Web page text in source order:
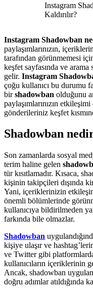
Instagram
Kaldırılır?
Instagram Shadowban
paylaşımlarınızın,
tarafından görünmemesi
keşfet sayfasında ve arama
gelir. Instagram
çoğu kullanıcı bu durumu
birshadowban olduğunu
paylaşımlarınızın
gönderileriniz keşfet
Shadowban
Son zamanlarda sosyal
terim haline gelen
tür kısıtlamadır. Kısaca,
kişinin takipçileri dışında
Yani, içeriklerinizin
önemli bölümlerinde
kullanıcıya bildirilmeden
farkında bile olmazlar.
Shadowban
kişiye ulaşır ve
ve Twitter gibi
kullanıcıların içeriklerinin
Ancak, shadowban
doğru adımlar atıldığında